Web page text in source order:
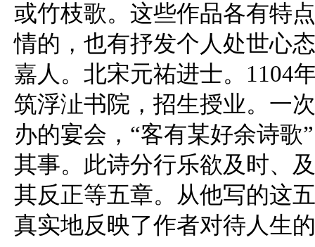
或竹枝歌。这些作品各有特
情的，也有抒发个人处世心
嘉人。北宋元祐进士。1104
筑浮沚书院，招生授业。一
办的宴会，“客有某好余诗
其事。此诗分行乐欲及时、
其反正等五章。从他写的这
真实地反映了作者对待人生